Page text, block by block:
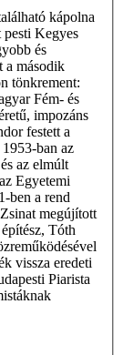
kápolna
Kegyes
és
a második
tönkrement:
Fém- és
impozáns
festett a
ban az
az elmúlt
Egyetemi
ben a rend
megújított
Tóth
vissza eredeti
Piarista